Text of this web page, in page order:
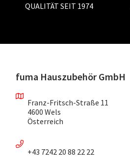
QUALITÄT SEIT 1974
fuma Hauszubehör GmbH
Franz-Fritsch-Straße 11
4600 Wels
Österreich
+43 7242 20 88 22 22